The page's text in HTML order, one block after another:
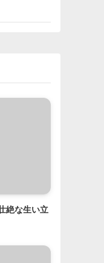
絶な生い立